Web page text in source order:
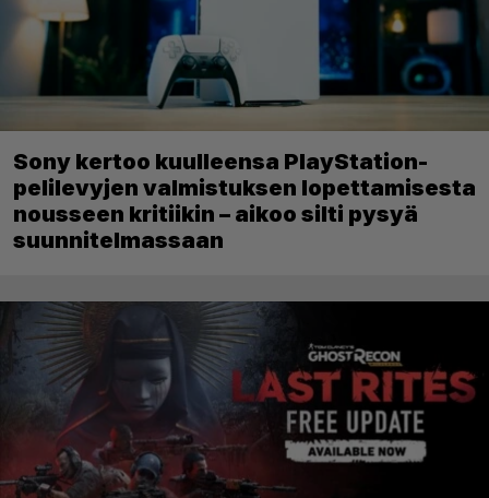
Sony kertoo kuulleensa PlayStation-
pelilevyjen valmistuksen lopettamisesta
nousseen kritiikin – aikoo silti pysyä
suunnitelmassaan